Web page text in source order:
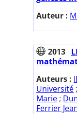
Auteur :
2013
Auteurs :
Université ;
Marie ;
Ferrier